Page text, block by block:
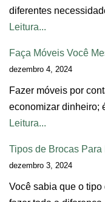
diferentes
Leitura...
Faça Móveis Você
dezembro 4, 2024
Fazer móveis por
economizar dinheiro;
Leitura...
Tipos de Brocas
dezembro 3, 2024
Você sabia que o